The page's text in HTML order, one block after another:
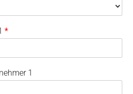
*
1